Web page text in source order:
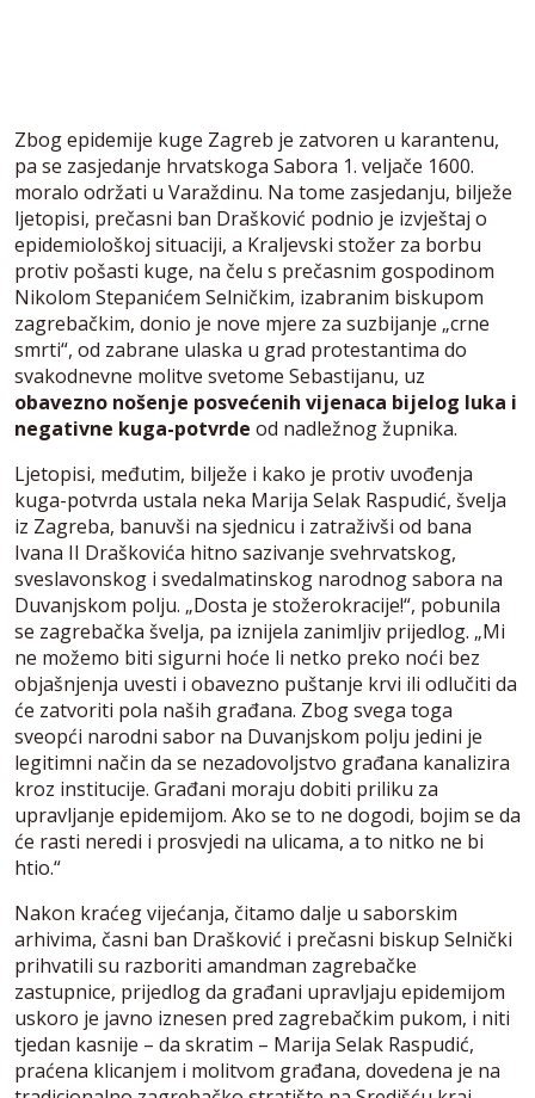
Zbog epidemije kuge Zagreb je zatvoren u karantenu,
pa se zasjedanje hrvatskoga Sabora 1. veljače 1600.
moralo održati u Varaždinu. Na tome zasjedanju, bilježe
ljetopisi, prečasni ban Drašković podnio je izvještaj o
epidemiološkoj situaciji, a Kraljevski stožer za borbu
protiv pošasti kuge, na čelu s prečasnim gospodinom
Nikolom Stepanićem Selničkim, izabranim biskupom
zagrebačkim, donio je nove mjere za suzbijanje „crne
smrti“, od zabrane ulaska u grad protestantima do
svakodnevne molitve svetome Sebastijanu, uz
obavezno nošenje posvećenih vijenaca bijelog luka i
negativne kuga-potvrde od nadležnog župnika.
Ljetopisi, međutim, bilježe i kako je protiv uvođenja
kuga-potvrda ustala neka Marija Selak Raspudić, švelja
iz Zagreba, banuvši na sjednicu i zatraživši od bana
Ivana II Draškovića hitno sazivanje svehrvatskog,
sveslavonskog i svedalmatinskog narodnog sabora na
Duvanjskom polju. „Dosta je stožerokracije!“, pobunila
se zagrebačka švelja, pa iznijela zanimljiv prijedlog. „Mi
ne možemo biti sigurni hoće li netko preko noći bez
objašnjenja uvesti i obavezno puštanje krvi ili odlučiti da
će zatvoriti pola naših građana. Zbog svega toga
sveopći narodni sabor na Duvanjskom polju jedini je
legitimni način da se nezadovoljstvo građana kanalizira
kroz institucije. Građani moraju dobiti priliku za
upravljanje epidemijom. Ako se to ne dogodi, bojim se da
će rasti neredi i prosvjedi na ulicama, a to nitko ne bi
htio.“
Nakon kraćeg vijećanja, čitamo dalje u saborskim
arhivima, časni ban Drašković i prečasni biskup Selnički
prihvatili su razboriti amandman zagrebačke
zastupnice, prijedlog da građani upravljaju epidemijom
uskoro je javno iznesen pred zagrebačkim pukom, i niti
tjedan kasnije – da skratim – Marija Selak Raspudić,
praćena klicanjem i molitvom građana, dovedena je na